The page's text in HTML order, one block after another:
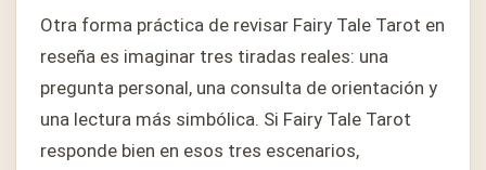
Otra forma práctica de revisar Fairy Tale Tarot en
reseña es imaginar tres tiradas reales: una
pregunta personal, una consulta de orientación y
una lectura más simbólica. Si Fairy Tale Tarot
responde bien en esos tres escenarios,